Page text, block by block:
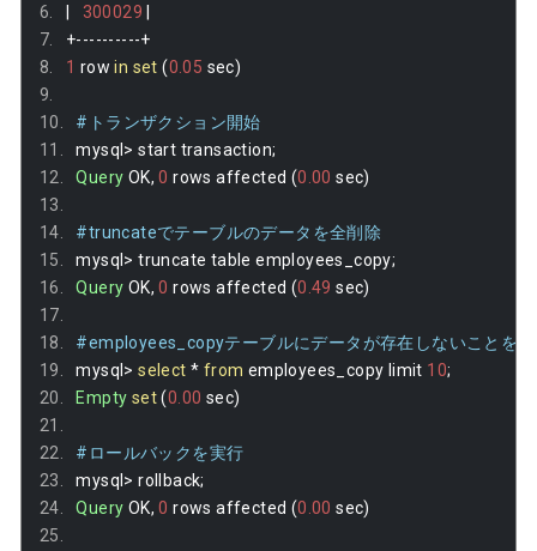
300029
+----------+
1 row in set (0.05 sec)
#トランザクション開始
mysql > start transaction;
Query OK, 0 rows affected (0.00 sec)
#truncateでテーブルのデータを全削除
mysql > truncate table employees_copy;
Query OK, 0 rows affected (0.49 sec)
#employees_copyテーブルにデータが存在しないことを
mysql > select * from employees_copy limit 10;
Empty set (0.00 sec)
#ロールバックを実行
mysql > rollback;
Query OK, 0 rows affected (0.00 sec)